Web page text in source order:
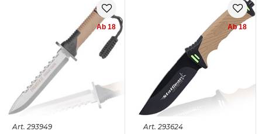
Ab 18
Art. 293949
Ab 18
Art. 293624